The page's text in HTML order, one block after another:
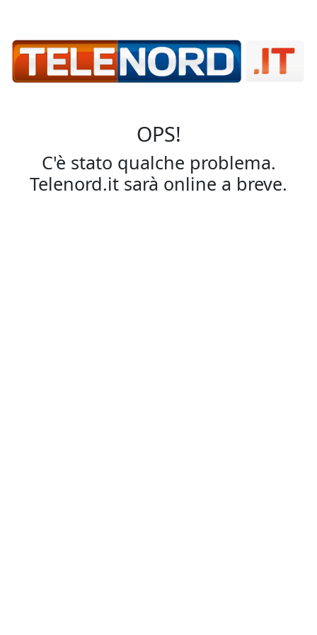
OPS!
C'è stato qualche problema.
Telenord.it sarà online a breve.